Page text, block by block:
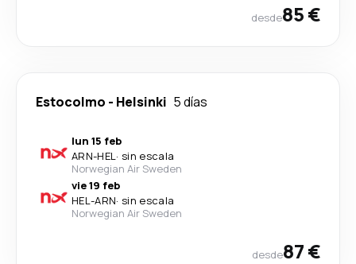
desde85 €
Estocolmo - Helsinki 5 días
lun 15 feb
ARN-HEL· sin escala
Norwegian Air Sweden
vie 19 feb
HEL-ARN· sin escala
Norwegian Air Sweden
desde87 €